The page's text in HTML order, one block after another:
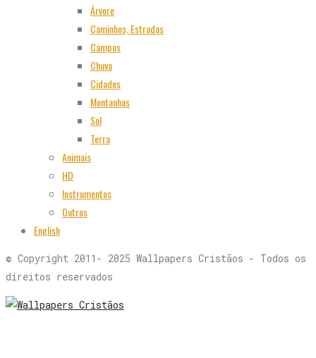
Árvore
Caminhos, Estradas
Campos
Chuva
Cidades
Montanhas
Sol
Terra
Animais
HD
Instrumentos
Outros
English
© Copyright 2011- 2025 Wallpapers Cristãos - Todos os
direitos reservados